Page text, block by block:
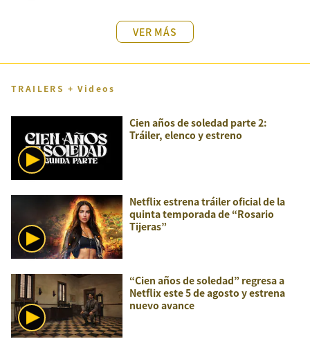
VER MÁS
TRAILERS + Videos
Cien años de soledad parte 2:
Tráiler, elenco y estreno
Netflix estrena tráiler oficial de la
quinta temporada de “Rosario
Tijeras”
“Cien años de soledad” regresa a
Netflix este 5 de agosto y estrena
nuevo avance